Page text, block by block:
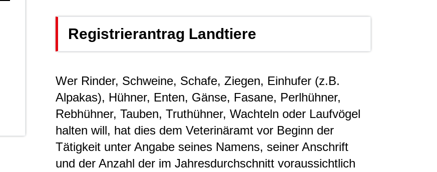
Registrierantrag Landtiere
Wer Rinder, Schweine, Schafe, Ziegen, Einhufer (z.B.
Alpakas), Hühner, Enten, Gänse, Fasane, Perlhühner,
Rebhühner, Tauben, Truthühner, Wachteln oder Laufvögel
halten will, hat dies dem Veterinäramt vor Beginn der
Tätigkeit unter Angabe seines Namens, seiner Anschrift
und der Anzahl der im Jahresdurchschnitt voraussichtlich